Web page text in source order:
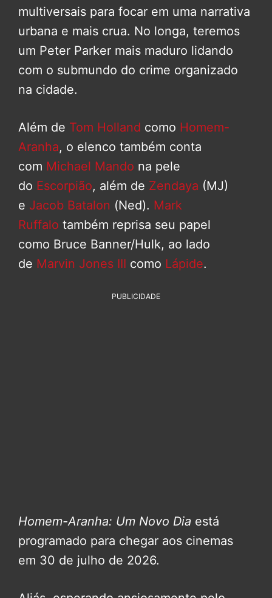
multiversais para focar em uma narrativa
urbana e mais crua. No longa, teremos
um Peter Parker mais maduro lidando
com o submundo do crime organizado
na cidade.
Além de Tom Holland como Homem-
Aranha, o elenco também conta
com Michael Mando na pele
do Escorpião, além de Zendaya (MJ)
e Jacob Batalon (Ned). Mark
Ruffalo também reprisa seu papel
como Bruce Banner/Hulk, ao lado
de Marvin Jones III como Lápide.
PUBLICIDADE
Homem-Aranha: Um Novo Dia está
programado para chegar aos cinemas
em 30 de julho de 2026.